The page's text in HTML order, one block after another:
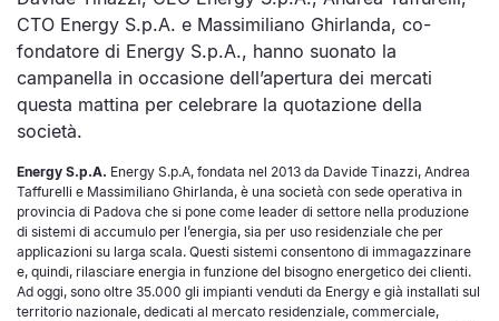
CTO Energy S.p.A. e Massimiliano Ghirlanda, co-
fondatore di Energy S.p.A., hanno suonato la
campanella in occasione dell’apertura dei mercati
questa mattina per celebrare la quotazione della
società.
Energy S.p.A. Energy S.p.A, fondata nel 2013 da Davide Tinazzi, Andrea
Taffurelli e Massimiliano Ghirlanda, è una società con sede operativa in
provincia di Padova che si pone come leader di settore nella produzione
di sistemi di accumulo per l’energia, sia per uso residenziale che per
applicazioni su larga scala. Questi sistemi consentono di immagazzinare
e, quindi, rilasciare energia in funzione del bisogno energetico dei clienti.
Ad oggi, sono oltre 35.000 gli impianti venduti da Energy e già installati sul
territorio nazionale, dedicati al mercato residenziale, commerciale,